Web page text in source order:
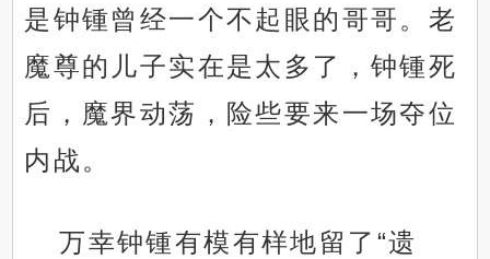
是钟锺曾经一个不起眼的哥哥。老
魔尊的儿子实在是太多了，钟锺死
后，魔界动荡，险些要来一场夺位
内战。
万幸钟锺有模有样地留了“遗